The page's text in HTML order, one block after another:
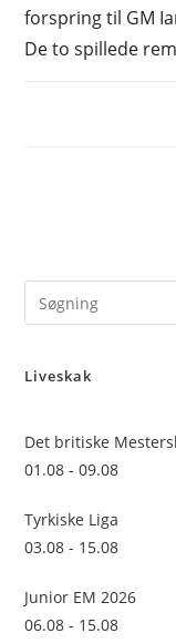
forspring til GM
De to spillede
Liveskak
Det britiske
01.08 - 09.08
Tyrkiske Liga
03.08 - 15.08
Junior EM 2026
06.08 - 15.08